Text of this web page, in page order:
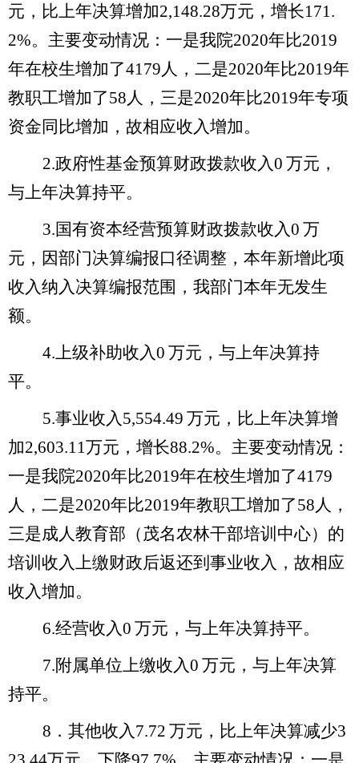
元， 比上年决算增加2,148.28万元，增长171.
2%。主要变动情况：一是我院2020年比2019
年在校生增加了4179人，二是2020年比2019年
教职工增加了58人，三是2020年比2019年专项
资金同比增加，故相应收入增加。
2.政府性基金预算财政拨款收入0 万元，
与上年决算持平。
3.国有资本经营预算财政拨款收入0 万
元， 因部门决算编报口径调整，本年新增此项
收入纳入决算编报范围，我部门本年无发生
额。
4.上级补助收入0 万元， 与上年决算持
平。
5.事业收入5,554.49 万元， 比上年决算增
加2,603.11万元，增长88.2%。主要变动情况：
一是我院2020年比2019年在校生增加了4179
人，二是2020年比2019年教职工增加了58人，
三是成人教育部（茂名农林干部培训中心）的
培训收入上缴财政后返还到事业收入，故相应
收入增加。
6.经营收入0 万元， 与上年决算持平。
7.附属单位上缴收入0 万元， 与上年决算
持平。
8 ．其他收入7.72 万元， 比上年决算减少3